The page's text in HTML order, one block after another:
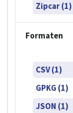
Zipcar (1)
Formaten
CSV (1)
GPKG (1)
JSON (1)